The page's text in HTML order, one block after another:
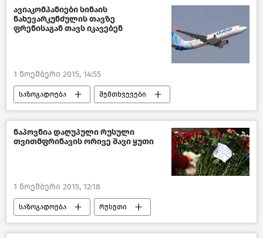
ავიაკომპანიები სინაის
ნახევარკუნძულის თავზე
ფრენისაგან თავს იკავებენ
1 ნოემბერი 2015, 14:55
საზოგადოება შემთხვევები
მსოფლიოს ახალი ამბები რუსეთი
ნაპოვნია დაღუპული რუსული
თვითმფრინავის ორივე შავი ყუთი
1 ნოემბერი 2015, 12:18
საზოგადოება რუსეთი
შემთხვევები